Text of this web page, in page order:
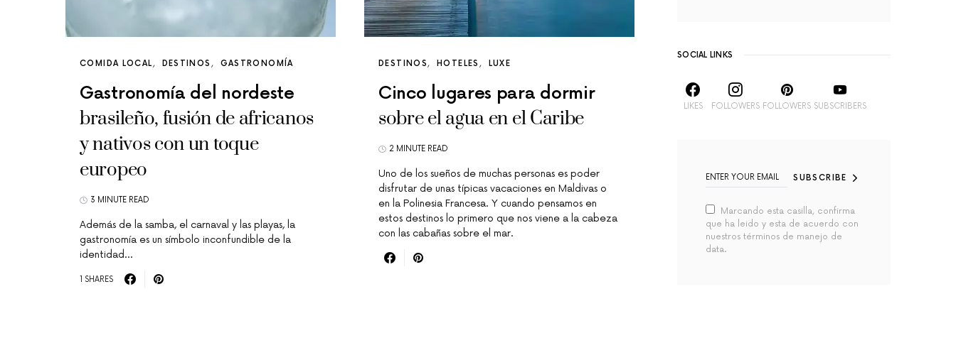
COMIDA LOCAL DESTINOS GASTRONOMÍA
Gastronomía del nordeste
brasileño, fusión de africanos
y nativos con un toque
europeo
3 MINUTE READ
Además de la samba, el carnaval y las playas, la
gastronomía es un símbolo inconfundible de la
identidad…
1 SHARES
DESTINOS HOTELES LUXE
Cinco lugares para dormir
sobre el agua en el Caribe
2 MINUTE READ
Uno de los sueños de muchas personas es poder
disfrutar de unas típicas vacaciones en Maldivas o
en la Polinesia Francesa. Y cuando pensamos en
estos destinos lo primero que nos viene a la cabeza
con las cabañas sobre el mar.
SOCIAL LINKS
LIKES FOLLOWERS FOLLOWERS SUBSCRIBERS
SUBSCRIBE
Marcando esta casilla, confirma
que ha leido y esta de acuerdo con
nuestros términos de manejo de
data.